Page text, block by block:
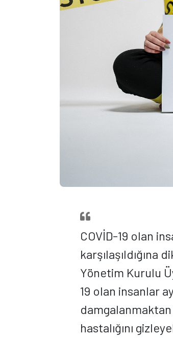
COVİD-19 olan
Yönetim Kurulu
19 olan insanlar
hastalığını